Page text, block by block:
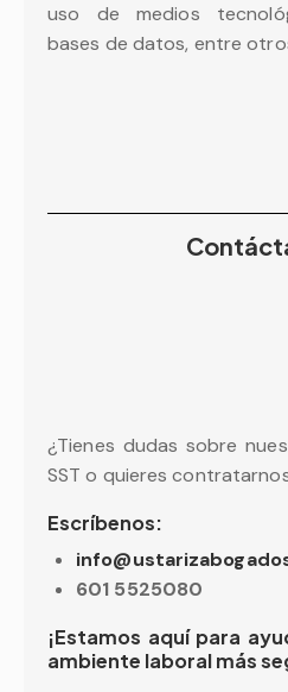
uso de medios
bases de datos, entre
¿Tienes dudas sobre
SST o quieres
Escríbenos:
601 5525080
¡Estamos aquí para
ambiente laboral más